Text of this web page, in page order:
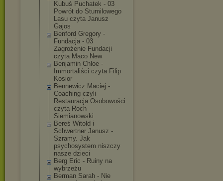
Kubuś Puchatek - 03
Powrót do Stumilowego
Lasu czyta Janusz
Gajos
Benford Gregory -
Fundacja - 03
Zagrożenie Fundacji
czyta Maco New
Benjamin Chloe -
Immortaliści czyta Filip
Kosior
Bennewicz Maciej -
Coaching czyli
Restauracja Osobowości
czyta Roch
Siemianowski
Bereś Witold i
Schwertner Janusz -
Szramy. Jak
psychosystem niszczy
nasze dzieci
Berg Eric - Ruiny na
wybrzeżu
Berman Sarah - Nie